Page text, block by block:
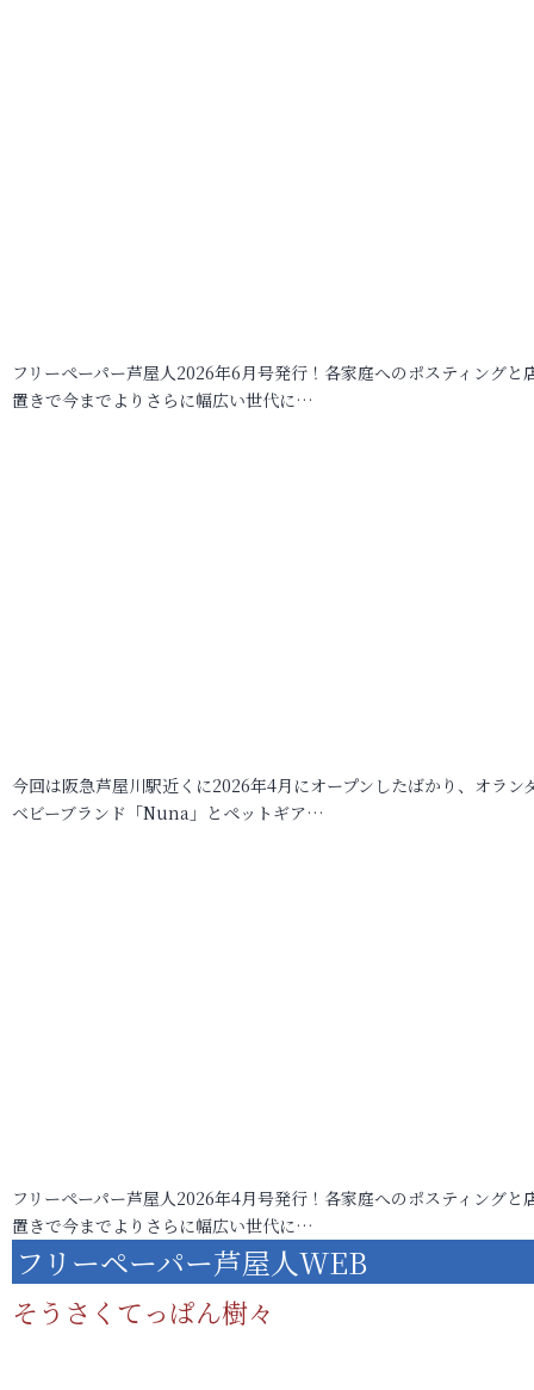
フリーペーパー芦屋人2026年6月号発行！各家庭へのポスティングと
置きで今までよりさらに幅広い世代に…
今回は阪急芦屋川駅近くに2026年4月にオープンしたばかり、オラン
ベビーブランド「Nuna」とペットギア…
フリーペーパー芦屋人2026年4月号発行！各家庭へのポスティングと
置きで今までよりさらに幅広い世代に…
フリーペーパー芦屋人WEB
そうさくてっぱん樹々